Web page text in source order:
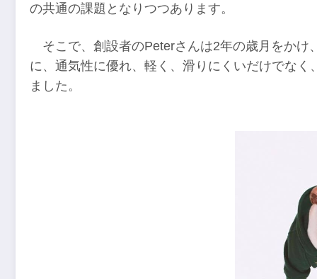
の共通の課題となりつつあります。
そこで、創設者のPeterさんは2年の歳月をか
に、通気性に優れ、軽く、滑りにくいだけでな
ました。